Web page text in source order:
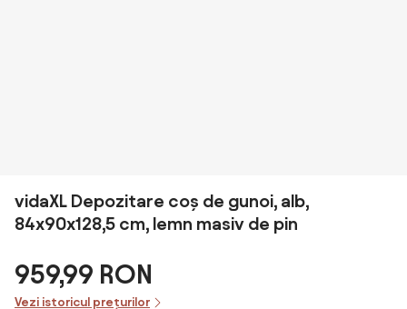
vidaXL Depozitare coș de gunoi, alb,
84x90x128,5 cm, lemn masiv de pin
959,99 RON
Vezi istoricul prețurilor